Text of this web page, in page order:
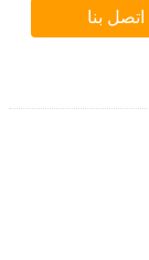
اتصل بنا